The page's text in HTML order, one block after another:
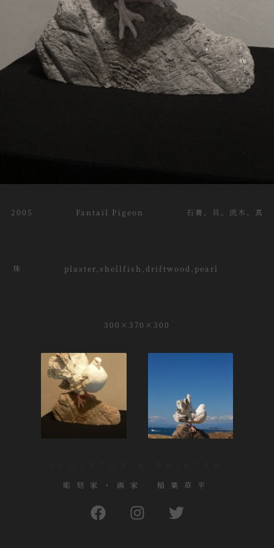
2005 Fantail Pigeon 石膏、貝、流木、真
珠 plaster,shellfish,driftwood,pearl
300×370×300
彫刻家・画家 稲葉草平